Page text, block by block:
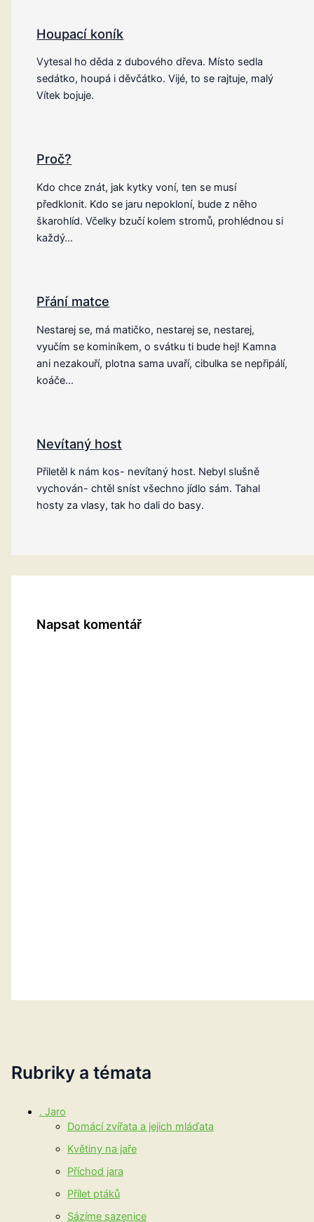
Rubriky a témata
. Jaro
Domácí zvířata a jejich mláďata
Květiny na jaře
Příchod jara
Přílet ptáků
Sázíme sazenice
Houpací koník
Vytesal ho děda z dubového dřeva. Místo sedla
sedátko, houpá i děvčátko. Vijé, to se rajtuje, malý
Vítek bojuje.
Proč?
Kdo chce znát, jak kytky voní, ten se musí
předklonit. Kdo se jaru nepokloní, bude z něho
škarohlíd. Včelky bzučí kolem stromů, prohlédnou si
každý…
Přání matce
Nestarej se, má matičko, nestarej se, nestarej,
vyučím se kominíkem, o svátku ti bude hej! Kamna
ani nezakouří, plotna sama uvaří, cibulka se nepřipálí,
koáče…
Nevítaný host
Přiletěl k nám kos- nevítaný host. Nebyl slušně
vychován- chtěl sníst všechno jídlo sám. Tahal
hosty za vlasy, tak ho dali do basy.
Napsat komentář